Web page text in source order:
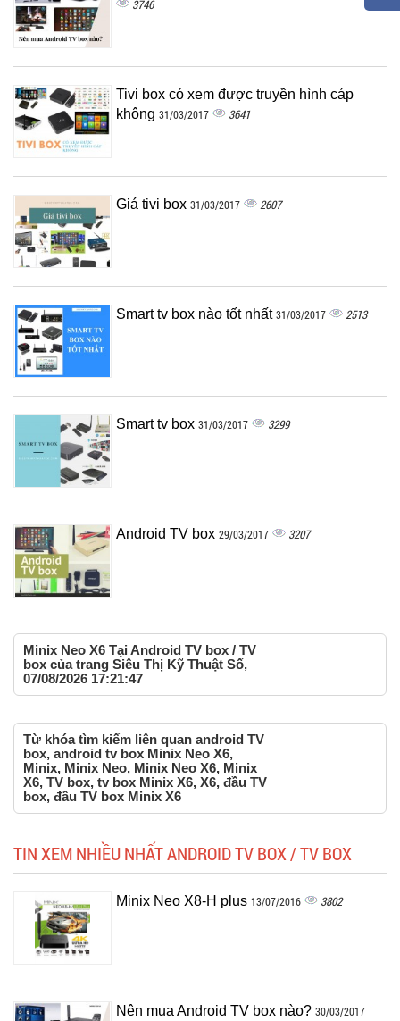
3746
Tivi box có xem được truyền hình cáp
không 31/03/2017 3641
Giá tivi box 31/03/2017 2607
Smart tv box nào tốt nhất31/03/2017 2513
Smart tv box 31/03/2017 3299
Android TV box 29/03/2017 3207
Minix Neo X6 Tại Android TV box / TV
box của trang Siêu Thị Kỹ Thuật Số,
07/08/2026 17:21:47
Từ khóa tìm kiếm liên quan android TV
box, android tv box Minix Neo X6,
Minix, Minix Neo, Minix Neo X6, Minix
X6, TV box, tv box Minix X6, X6, đầu TV
box, đầu TV box Minix X6
TIN XEM NHIỀU NHẤT ANDROID TV BOX / TV BOX
Minix Neo X8-H plus 13/07/2016 3802
Nên mua Android TV box nào? 30/03/2017